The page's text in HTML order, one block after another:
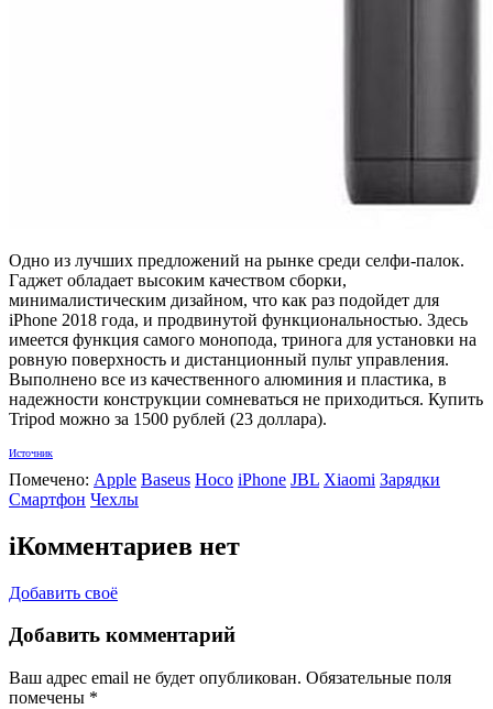
Одно из лучших предложений на рынке среди селфи-палок.
Гаджет обладает высоким качеством сборки,
минималистическим дизайном, что как раз подойдет для
iPhone 2018 года, и продвинутой функциональностью. Здесь
имеется функция самого монопода, тринога для установки на
ровную поверхность и дистанционный пульт управления.
Выполнено все из качественного алюминия и пластика, в
надежности конструкции сомневаться не приходиться. Купить
Tripod можно за 1500 рублей (23 доллара).
Источник
Помечено: Apple Baseus Hoco iPhone JBL Xiaomi Зарядки
Смартфон Чехлы
iКомментариев нет
Добавить своё
Добавить комментарий
Ваш адрес email не будет опубликован. Обязательные поля
помечены *